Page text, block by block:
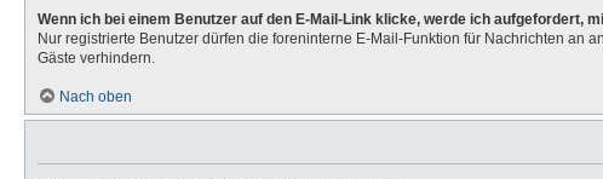
Wenn ich bei einem Benutzer auf den E-Mail-Link klicke, werde ich aufgefordert,
Nur registrierte Benutzer dürfen die foreninterne E-Mail-Funktion für Nachrichten an
Gäste verhindern.
Nach oben